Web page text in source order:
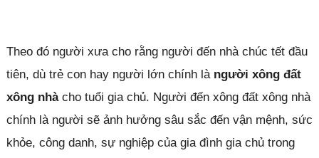
Theo đó người xưa cho rằng người đến nhà chúc tết đầu
tiên, dù trẻ con hay người lớn chính là người xông đất
xông nhàcho tuổi gia chủ. Người đến xông đất xông nhà
chính là người sẽ ảnh hưởng sâu sắc đến vận mệnh, sức
khỏe, công danh, sự nghiệp của gia đình gia chủ trong